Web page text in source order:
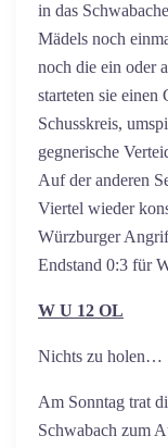
in das
Mädels noch
noch die ein oder
starteten sie einen
Schusskreis,
gegnerische
Auf der anderen
Viertel wieder
Würzburger
Endstand 0:3 für
W U 12 OL
Nichts zu holen…
Am Sonntag trat
Schwabach zum